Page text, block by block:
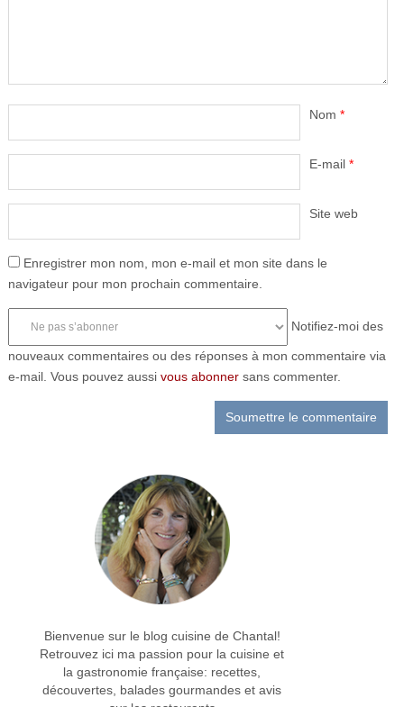
Nom *
E-mail *
Site web
Enregistrer mon nom, mon e-mail et mon site dans le
navigateur pour mon prochain commentaire.
Notifiez-moi des
nouveaux commentaires ou des réponses à mon commentaire via
e-mail. Vous pouvez aussi vous abonnersans commenter.
Bienvenue sur le blog cuisine de Chantal!
Retrouvez ici ma passion pour la cuisine et
la gastronomie française: recettes,
découvertes, balades gourmandes et avis